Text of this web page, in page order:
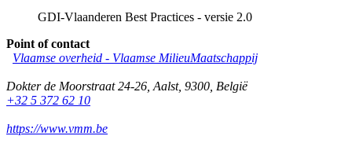
GDI-Vlaanderen Best Practices - versie 2.0
Point of contact
Vlaamse overheid - Vlaamse MilieuMaatschappij
Dokter de Moorstraat 24-26 Aalst, 9300 België
+32 5 372 62 10
https://www.vmm.be